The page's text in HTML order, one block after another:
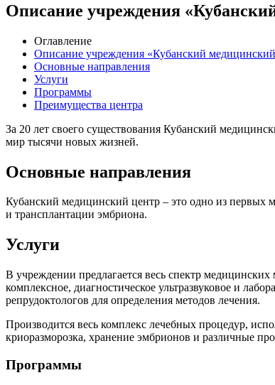
Описание учреждения
Оглавление
Описание учреждения «Кубанский
Основные направления
Услуги
Программы
Преимущества центра
За 20 лет своего существования Кубанский
мир тысячи новых жизней.
Основные направления
Кубанский медицинский центр – это одно из первых
и трансплантации эмбриона.
Услуги
В учреждении предлагается весь спектр
комплексное, диагностическое ультразвуковое и
репрудоктологов для определения методов лечения.
Производится весь комплекс лечебных процедур,
криоразморозка, хранение эмбрионов и
Программы